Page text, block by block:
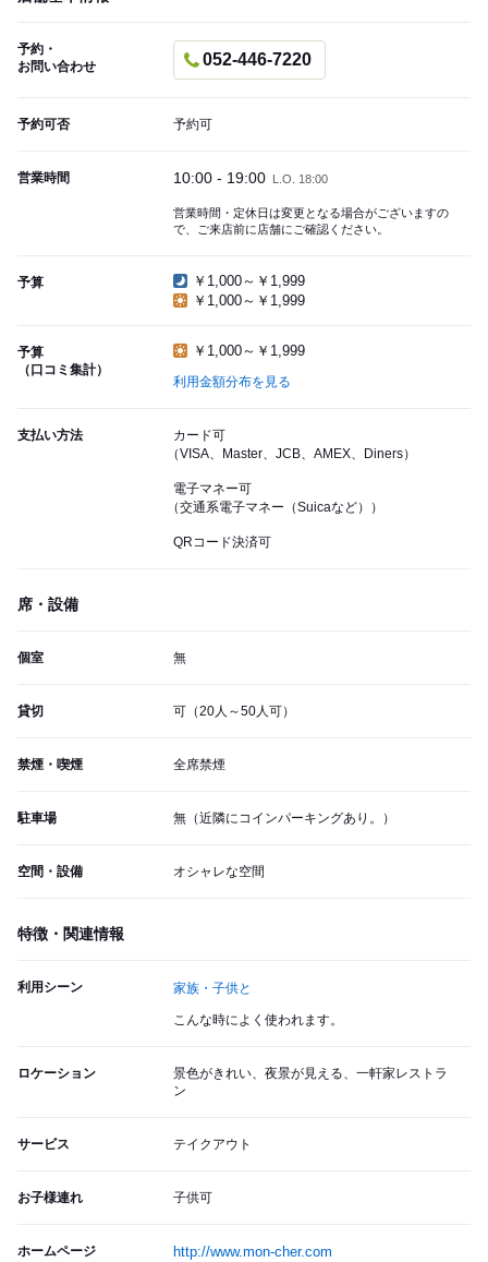
予約・
お問い合わせ
052-446-7220
予約可否 予約可
営業時間 10:00 - 19:00 L.O. 18:00
営業時間・定休日は変更となる場合がございますの
で、ご来店前に店舗にご確認ください。
予算
￥1,000～￥1,999
￥1,000～￥1,999
予算
（口コミ集計）
￥1,000～￥1,999
利用金額分布を見る
支払い方法
カード可
（VISA、Master、JCB、AMEX、Diners）
電子マネー可
（交通系電子マネー（Suicaなど））
QRコード決済可
席・設備
個室 無
貸切 可（20人～50人可）
禁煙・喫煙 全席禁煙
駐車場 無（近隣にコインパーキングあり。）
空間・設備 オシャレな空間
特徴・関連情報
利用シーン 家族・子供と
こんな時によく使われます。
ロケーション
景色がきれい、夜景が見える、一軒家レストラ
ン
サービス テイクアウト
お子様連れ 子供可
ホームページ http://www.mon-cher.com